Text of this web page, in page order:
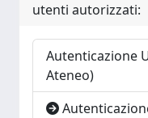
utenti autorizzati:
Autenticazione
Ateneo)